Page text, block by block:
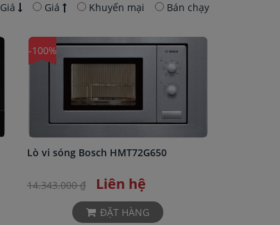
Giá Giá Khuyến mại Bán chạy
-100%
Lò vi sóng Bosch HMT72G650
14.343.000 ₫ Liên hệ
ĐẶT HÀNG